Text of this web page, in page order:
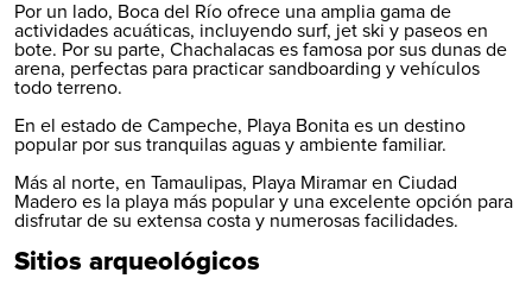
Por un lado, Boca del Río ofrece una amplia gama de
actividades acuáticas, incluyendo surf, jet ski y paseos en
bote. Por su parte, Chachalacas es famosa por sus dunas de
arena, perfectas para practicar sandboarding y vehículos
todo terreno.
En el estado de Campeche, Playa Bonita es un destino
popular por sus tranquilas aguas y ambiente familiar.
Más al norte, en Tamaulipas, Playa Miramar en Ciudad
Madero es la playa más popular y una excelente opción para
disfrutar de su extensa costa y numerosas facilidades.
Sitios arqueológicos